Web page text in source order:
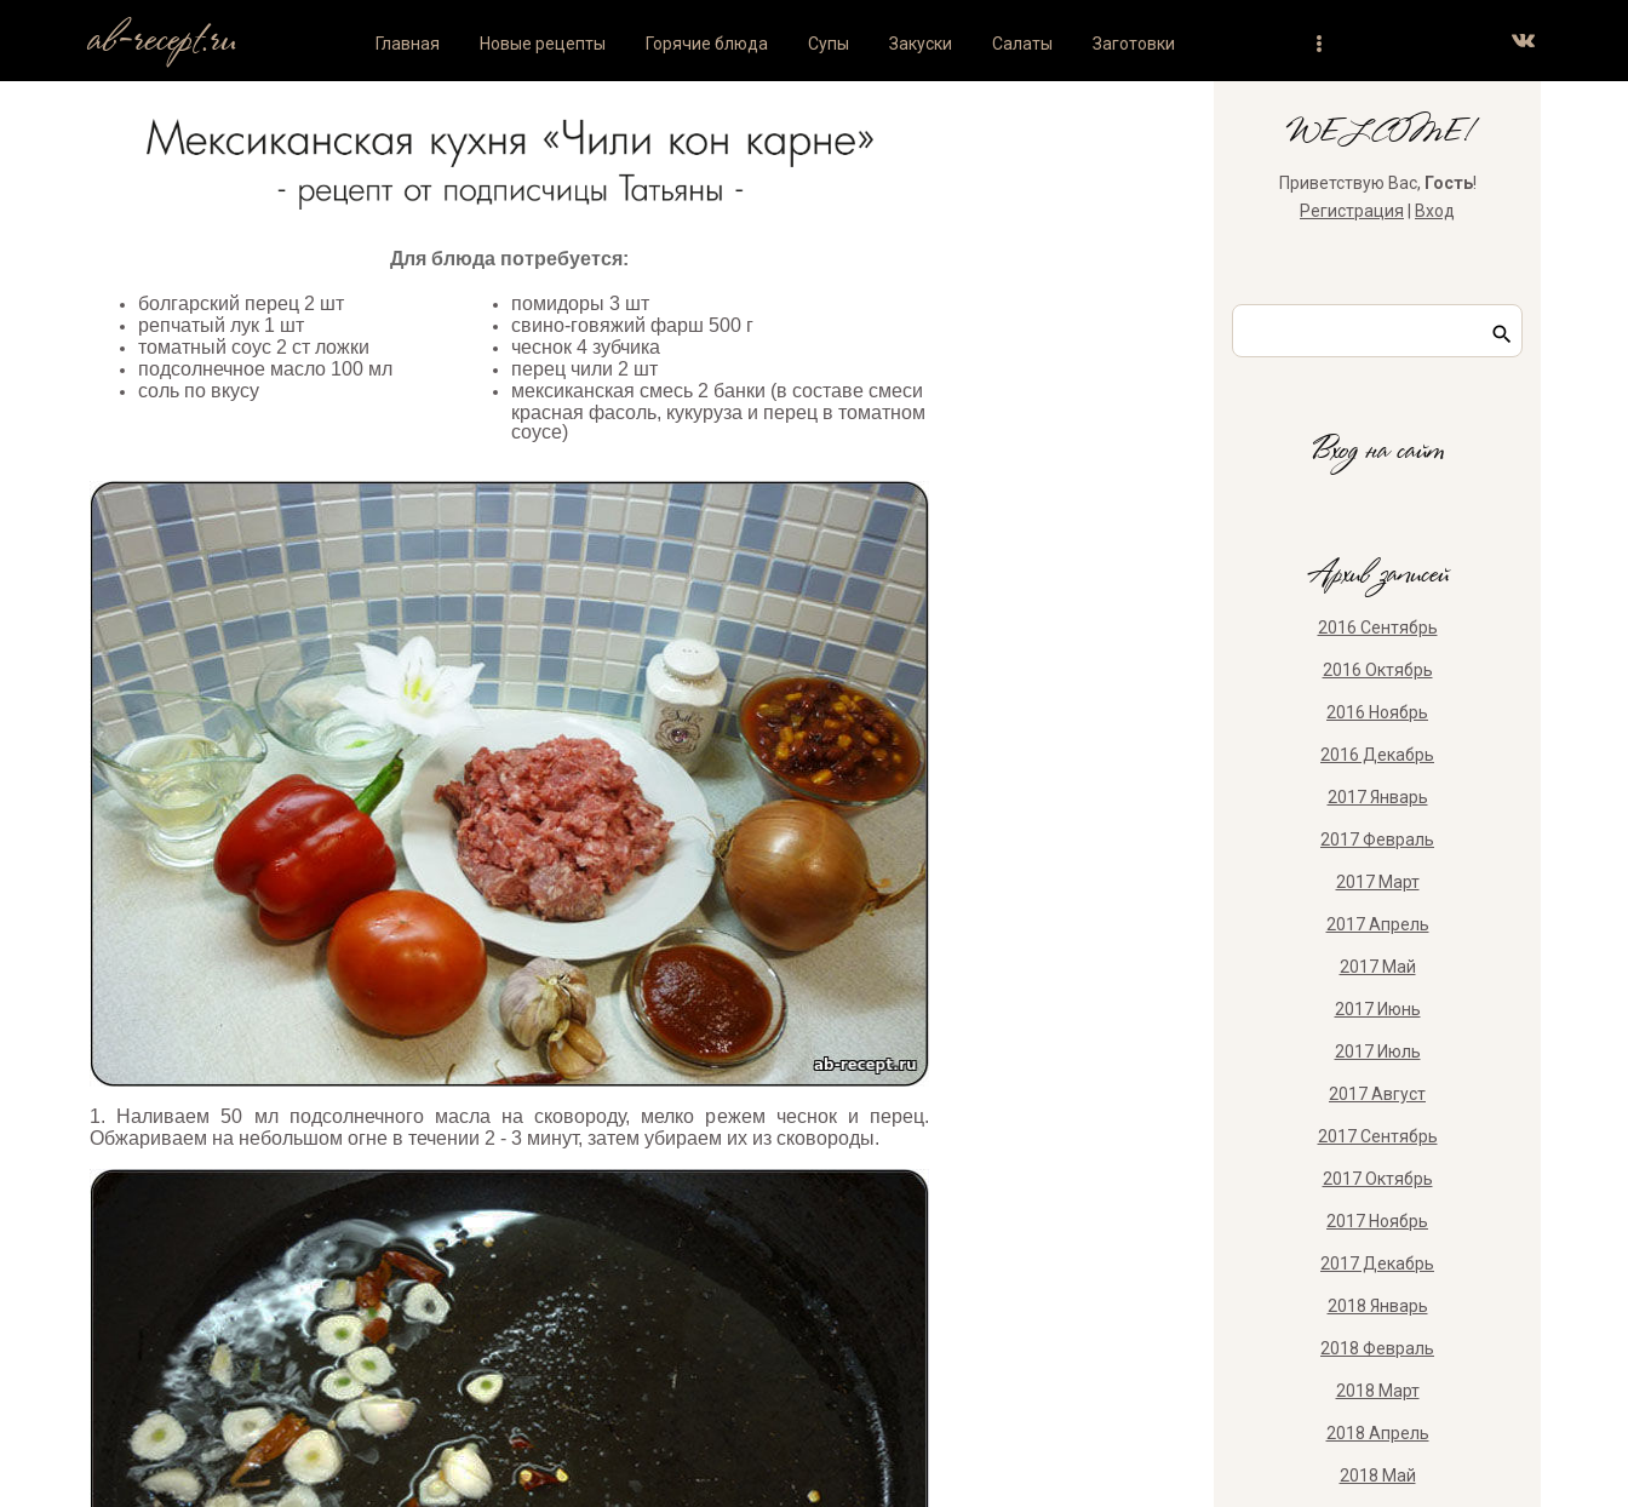
ab-recept.ru Главная Новые рецепты Горячие блюда Супы Закуски Салаты Заготовки
Для блюда потребуется:
болгарский перец 2 шт
репчатый лук 1 шт
томатный соус 2 ст ложки
подсолнечное масло 100 мл
соль по вкусу
помидоры 3 шт
свино-говяжий фарш 500 г
чеснок 4 зубчика
перец чили 2 шт
мексиканская смесь 2 банки (в составе смеси
красная фасоль, кукуруза и перец в томатном
соусе)
1. Наливаем 50 мл подсолнечного масла на сковороду, мелко режем чеснок и перец.
Обжариваем на небольшом огне в течении 2 - 3 минут, затем убираем их из сковороды.
WELCOME!
Приветствую Вас, Гость!
Регистрация
Вход
Вход на сайт
Архив записей
2016 Сентябрь
2016 Октябрь
2016 Ноябрь
2016 Декабрь
2017 Январь
2017 Февраль
2017 Март
2017 Апрель
2017 Май
2017 Июнь
2017 Июль
2017 Август
2017 Сентябрь
2017 Октябрь
2017 Ноябрь
2017 Декабрь
2018 Январь
2018 Февраль
2018 Март
2018 Апрель
2018 Май